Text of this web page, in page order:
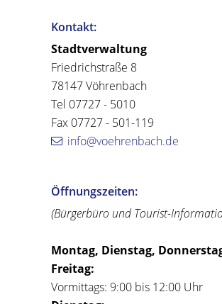
Kontakt:
Stadtverwaltung
Friedrichstraße 8
78147 Vöhrenbach
Tel 07727 - 5010
Fax 07727 - 501-119
info@voehrenbach.de
Öffnungszeiten:
(Bürgerbüro und Tourist-
Montag, Dienstag,
Freitag:
Vormittags: 9:00 bis 12:00 Uhr